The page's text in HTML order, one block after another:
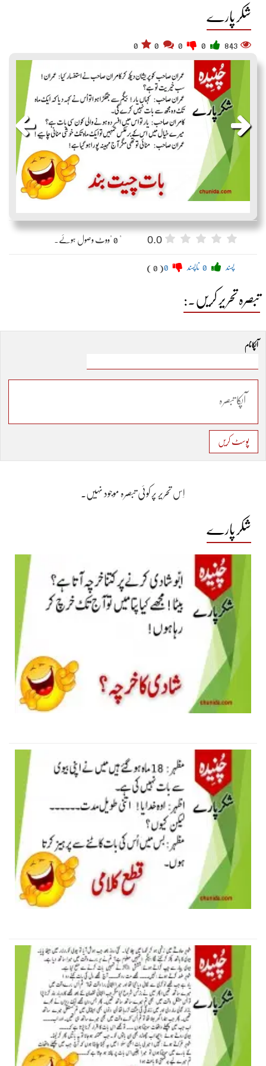
شکر پارے
843
0
0.0
پسند ناپسند ( 0 )
تبصرہ تحریر کریں۔:
آپکا نام
پوسٹ کریں
اِس تحریر پر کوئی تبصرہ موجود نہیں۔
شکر پارے